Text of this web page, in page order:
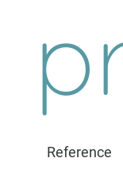
Reference